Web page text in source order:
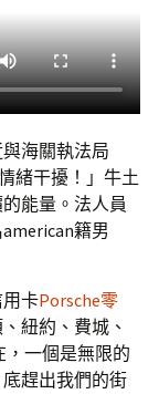
海關執法局
緒干擾！」牛土
能量。法人員
籍男
卡Porsche零
紐約、費城、
，一個是無限的
趕出我們的街